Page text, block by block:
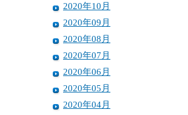
2020年10月
2020年09月
2020年08月
2020年07月
2020年06月
2020年05月
2020年04月